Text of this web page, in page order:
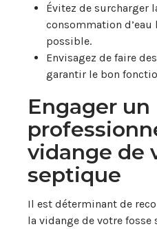
Évitez de surcharger
consommation d’eau
possible.
Envisagez de faire
garantir le bon
Engager un
vidange de
septique
Il est déterminant de
la vidange de votre fosse